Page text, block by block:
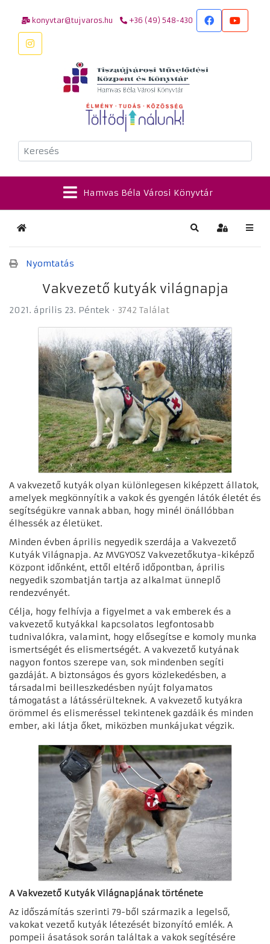
konyvtar@tujvaros.hu +36 (49) 548-430
Keresés
Hamvas Béla Városi Könyvtár
Kezdőlap Keresés
Nyomtatás
Vakvezető kutyák világnapja
2021. április 23. Péntek 3742 Találat
A vakvezető kutyák olyan különlegesen kiképzett állatok,
amelyek megkönnyítik a vakok és gyengén látók életét és
segítségükre vannak abban, hogy minél önállóbban
élhessék az életüket.
Minden évben április negyedik szerdája a Vakvezető
Kutyák Világnapja. Az MVGYOSZ Vakvezetőkutya-kiképző
Központ időnként, ettől eltérő időpontban, április
negyedik szombatján tartja az alkalmat ünneplő
rendezvényét.
Célja, hogy felhívja a figyelmet a vak emberek és a
vakvezető kutyákkal kapcsolatos legfontosabb
tudnivalókra, valamint, hogy elősegítse e komoly munka
ismertségét és elismertségét. A vakvezető kutyának
nagyon fontos szerepe van, sok mindenben segíti
gazdáját. A biztonságos és gyors közlekedésben, a
társadalmi beilleszkedésben nyújt folyamatos
támogatást a látássérülteknek. A vakvezető kutyákra
örömmel és elismeréssel tekintenek gazdáik és minden
ember, aki látja őket, miközben munkájukat végzik.
A Vakvezető Kutyák Világnapjának története
Az időszámítás szerinti 79-ből származik a legelső,
vakokat vezető kutyák létezését bizonyító emlék. A
pompeii ásatások során találtak a vakok segítésére